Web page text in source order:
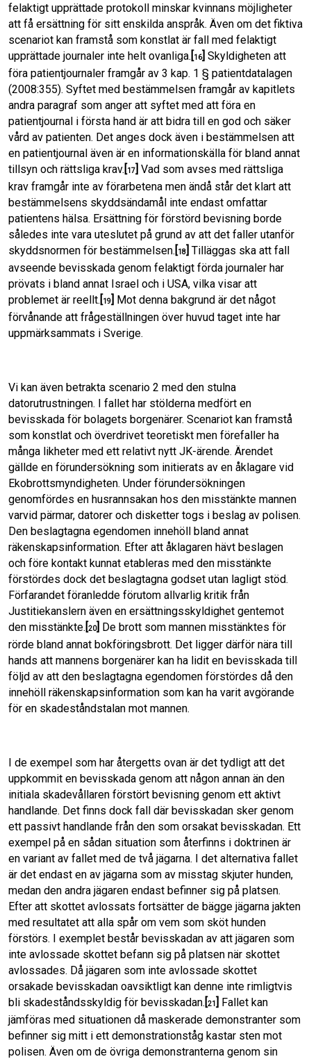
felaktigt upprättade protokoll minskar kvinnans möjligheter
att få ersättning för sitt enskilda anspråk. Även om det fiktiva
scenariot kan framstå som konstlat är fall med felaktigt
upprättade journaler inte helt ovanliga. [16] Skyldigheten att
föra patientjournaler framgår av 3 kap. 1 § patientdatalagen
(2008:355). Syftet med bestämmelsen framgår av kapitlets
andra paragraf som anger att syftet med att föra en
patientjournal i första hand är att bidra till en god och säker
vård av patienten. Det anges dock även i bestämmelsen att
en patientjournal även är en informationskälla för bland annat
tillsyn och rättsliga krav. [17] Vad som avses med rättsliga
krav framgår inte av förarbetena men ändå står det klart att
bestämmelsens skyddsändamål inte endast omfattar
patientens hälsa. Ersättning för förstörd bevisning borde
således inte vara uteslutet på grund av att det faller utanför
skyddsnormen för bestämmelsen. [18] Tilläggas ska att fall
avseende bevisskada genom felaktigt förda journaler har
prövats i bland annat Israel och i USA, vilka visar att
problemet är reellt. [19] Mot denna bakgrund är det något
förvånande att frågeställningen över huvud taget inte har
uppmärksammats i Sverige.
Vi kan även betrakta scenario 2 med den stulna
datorutrustningen. I fallet har stölderna medfört en
bevisskada för bolagets borgenärer. Scenariot kan framstå
som konstlat och överdrivet teoretiskt men förefaller ha
många likheter med ett relativt nytt JK-ärende. Ärendet
gällde en förundersökning som initierats av en åklagare vid
Ekobrottsmyndigheten. Under förundersökningen
genomfördes en husrannsakan hos den misstänkte mannen
varvid pärmar, datorer och disketter togs i beslag av polisen.
Den beslagtagna egendomen innehöll bland annat
räkenskapsinformation. Efter att åklagaren hävt beslagen
och före kontakt kunnat etableras med den misstänkte
förstördes dock det beslagtagna godset utan lagligt stöd.
Förfarandet föranledde förutom allvarlig kritik från
Justitiekanslern även en ersättningsskyldighet gentemot
den misstänkte. [20] De brott som mannen misstänktes för
rörde bland annat bokföringsbrott. Det ligger därför nära till
hands att mannens borgenärer kan ha lidit en bevisskada till
följd av att den beslagtagna egendomen förstördes då den
innehöll räkenskapsinformation som kan ha varit avgörande
för en skadeståndstalan mot mannen.
I de exempel som har återgetts ovan är det tydligt att det
uppkommit en bevisskada genom att någon annan än den
initiala skadevållaren förstört bevisning genom ett aktivt
handlande. Det finns dock fall där bevisskadan sker genom
ett passivt handlande från den som orsakat bevisskadan. Ett
exempel på en sådan situation som återfinns i doktrinen är
en variant av fallet med de två jägarna. I det alternativa fallet
är det endast en av jägarna som av misstag skjuter hunden,
medan den andra jägaren endast befinner sig på platsen.
Efter att skottet avlossats fortsätter de bägge jägarna jakten
med resultatet att alla spår om vem som sköt hunden
förstörs. I exemplet består bevisskadan av att jägaren som
inte avlossade skottet befann sig på platsen när skottet
avlossades. Då jägaren som inte avlossade skottet
orsakade bevisskadan oavsiktligt kan denne inte rimligtvis
bli skadeståndsskyldig för bevisskadan. [21 ] Fallet kan
jämföras med situationen då maskerade demonstranter som
befinner sig mitt i ett demonstrationståg kastar sten mot
polisen. Även om de övriga demonstranterna genom sin